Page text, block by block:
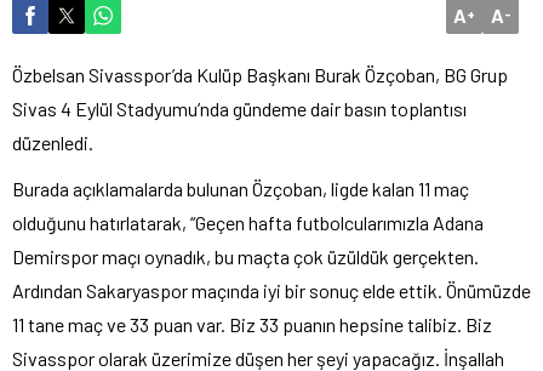
A+ A-
Özbelsan Sivasspor’da Kulüp Başkanı Burak Özçoban, BG Grup
Sivas 4 Eylül Stadyumu’nda gündeme dair basın toplantısı
düzenledi.
Burada açıklamalarda bulunan Özçoban, ligde kalan 11 maç
olduğunu hatırlatarak, “Geçen hafta futbolcularımızla Adana
Demirspor maçı oynadık, bu maçta çok üzüldük gerçekten.
Ardından Sakaryaspor maçında iyi bir sonuç elde ettik. Önümüzde
11 tane maç ve 33 puan var. Biz 33 puanın hepsine talibiz. Biz
Sivasspor olarak üzerimize düşen her şeyi yapacağız. İnşallah